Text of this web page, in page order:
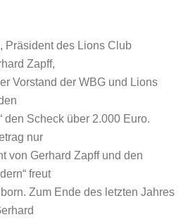
Präsident des Lions Club
Zapff,
Vorstand der WBG und Lions
den Scheck über 2.000 Euro.
nur
von Gerhard Zapff und den
freut
Zum Ende des letzten Jahres